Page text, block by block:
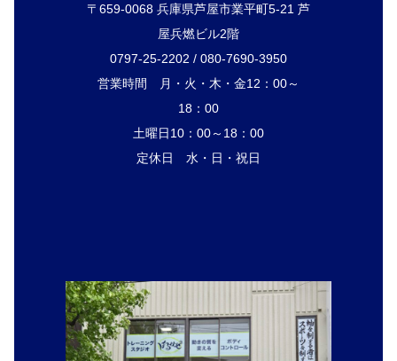
〒659-0068 兵庫県芦屋市業平町5-21 芦
屋兵燃ビル2階
0797-25-2202 / 080-7690-3950
営業時間 月・火・木・金12：00～
18：00
土曜日10：00～18：00
定休日 水・日・祝日